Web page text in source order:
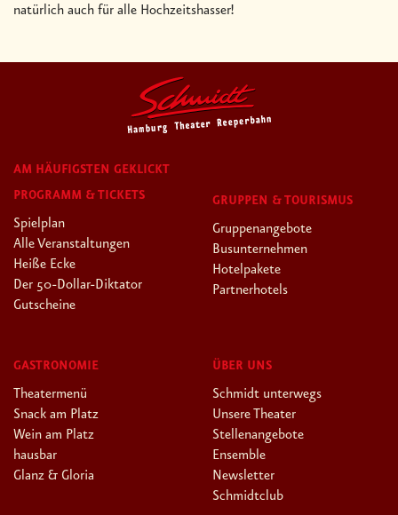
natürlich auch für alle Hochzeitshasser!
AM HÄUFIGSTEN GEKLICKT
PROGRAMM & TICKETS
Spielplan
Alle Veranstaltungen
Heiße Ecke
Der 50-Dollar-Diktator
Gutscheine
GRUPPEN & TOURISMUS
Gruppenangebote
Busunternehmen
Hotelpakete
Partnerhotels
GASTRONOMIE
Theatermenü
Snack am Platz
Wein am Platz
hausbar
Glanz & Gloria
ÜBER UNS
Schmidt unterwegs
Unsere Theater
Stellenangebote
Ensemble
Newsletter
Schmidtclub